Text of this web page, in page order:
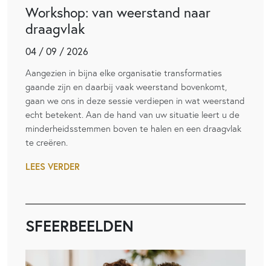
Workshop: van weerstand naar
draagvlak
04 / 09 / 2026
Aangezien in bijna elke organisatie transformaties
gaande zijn en daarbij vaak weerstand bovenkomt,
gaan we ons in deze sessie verdiepen in wat weerstand
echt betekent. Aan de hand van uw situatie leert u de
minderheidsstemmen boven te halen en een draagvlak
te creëren.
LEES VERDER
SFEERBEELDEN